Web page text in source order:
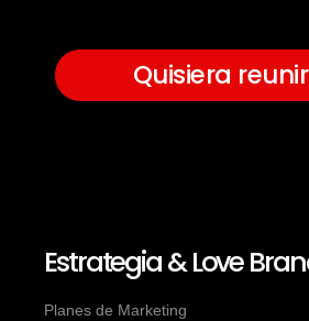
Quisiera
Estrategia & Love
Planes de Marketing